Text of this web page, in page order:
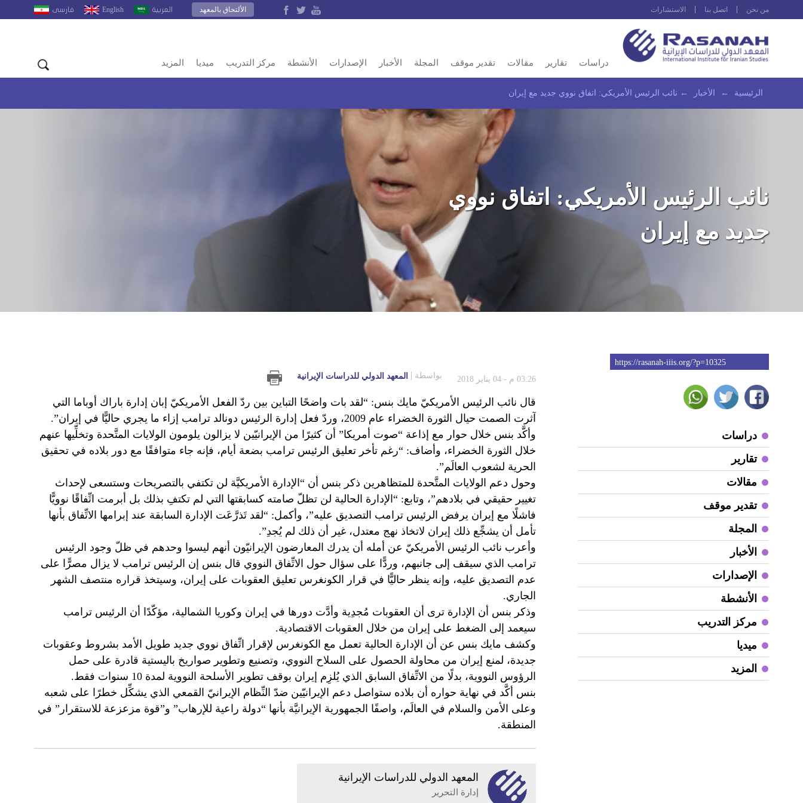
من نحن اتصل بنا الاستشارات العربية English فارسى الألتحاق بالمعهد
دراسات تقارير مقالات تقدير موقف المجلة الأخبار الإصدارات الأنشطة مركز التدريب ميديا المزيد
الرئيسية ← الأخبار ← نائب الرئيس الأمريكي: اتفاق نووي جديد مع إيران
نائب الرئيس الأمريكي: اتفاق نووي
جديد مع إيران
https://rasanah-iiis.org/?p=10325
دراسات
تقارير
مقالات
تقدير موقف
المجلة
الأخبار
الإصدارات
الأنشطة
مركز التدريب
ميديا
المزيد
03:26 م - 04 يناير 2018 بواسطة المعهد الدولي للدراسات الإيرانية
قال نائب الرئيس الأمريكيّ مايك بنس: “لقد بات واضحًا التباين بين ردّ الفعل الأمريكيّ إبان إدارة باراك أوباما التي
آثرت الصمت حيال الثورة الخضراء عام 2009، وردّ فعل إدارة الرئيس دونالد ترامب إزاء ما يجري حاليًّا في إيران”.
وأكَّد بنس خلال حوار مع إذاعة “صوت أمريكا” أن كثيرًا من الإيرانيّين لا يزالون يلومون الولايات المتَّحدة وتخلِّيها عنهم
خلال الثورة الخضراء، وأضاف: “رغم تأخر تعليق الرئيس ترامب بضعة أيام، فإنه جاء متوافقًا مع دور بلاده في تحقيق
الحرية لشعوب العالَم”.
وحول دعم الولايات المتَّحدة للمتظاهرين ذكر بنس أن “الإدارة الأمريكيَّة لن تكتفي بالتصريحات وستسعى لإحداث
تغيير حقيقي في بلادهم”، وتابع: “الإدارة الحالية لن تظلّ صامته كسابقتها التي لم تكتفِ بذلك بل أبرمت اتِّفاقًا نوويًّا
فاشلًا مع إيران يرفض الرئيس ترامب التصديق عليه”، وأكمل: “لقد تَذرَّعَت الإدارة السابقة عند إبرامها الاتِّفاق بأنها
تأمل أن يشجِّع ذلك إيران لاتخاذ نهج معتدل، غير أن ذلك لم يُجدِ”.
وأعرب نائب الرئيس الأمريكيّ عن أمله أن يدرك المعارضون الإيرانيّون أنهم ليسوا وحدهم في ظلّ وجود الرئيس
ترامب الذي سيقف إلى جانبهم، وردًّا على سؤال حول الاتِّفاق النووي قال بنس إن الرئيس ترامب لا يزال مصرًّا على
عدم التصديق عليه، وإنه ينظر حاليًّا في قرار الكونغرس تعليق العقوبات على إيران، وسيتخذ قراره منتصف الشهر
الجاري.
وذكر بنس أن الإدارة ترى أن العقوبات مُجدِية وأدَّت دورها في إيران وكوريا الشمالية، مؤكّدًا أن الرئيس ترامب
سيعمد إلى الضغط على إيران من خلال العقوبات الاقتصادية.
وكشف مايك بنس عن أن الإدارة الحالية تعمل مع الكونغرس لإقرار اتِّفاق نووي جديد طويل الأمد بشروط وعقوبات
جديدة، لمنع إيران من محاولة الحصول على السلاح النووي، وتصنيع وتطوير صواريخ باليستية قادرة على حمل
الرؤوس النووية، بدلًا من الاتِّفاق السابق الذي يُلزِم إيران بوقف تطوير الأسلحة النووية لمدة 10 سنوات فقط.
بنس أكَّد في نهاية حواره أن بلاده ستواصل دعم الإيرانيّين ضدّ النِّظام الإيرانيّ القمعي الذي يشكِّل خطرًا على شعبه
وعلى الأمن والسلام في العالَم، واصفًا الجمهورية الإيرانيَّة بأنها “دولة راعية للإرهاب” و”قوة مزعزعة للاستقرار” في
المنطقة.
المعهد الدولي للدراسات الإيرانية
إدارة التحرير